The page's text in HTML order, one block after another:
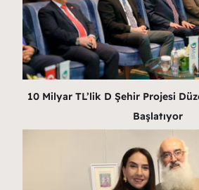
10 Milyar TL’lik D Şehir Projesi
Başlatıyor